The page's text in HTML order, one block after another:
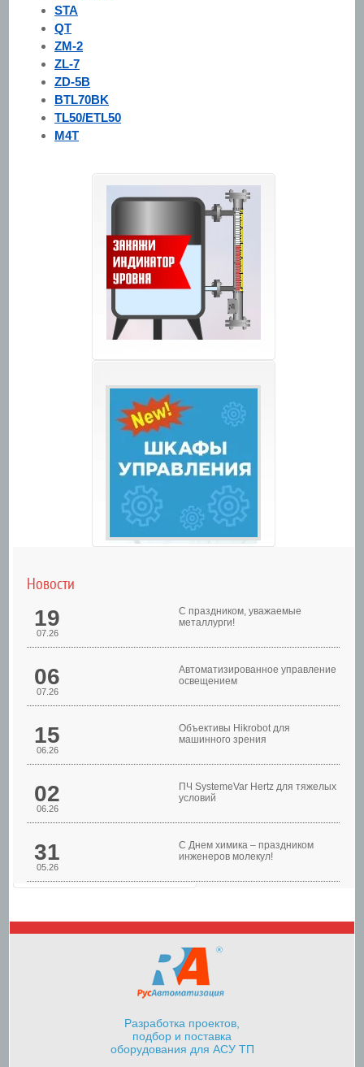
STA
QT
ZM-2
ZL-7
ZD-5B
BTL70BK
TL50/ETL50
M4T
Шкафы управления
Новости
19
07.26
С праздником, уважаемые
металлурги!
06
07.26
Автоматизированное управление
освещением
15
06.26
Объективы Hikrobot для
машинного зрения
02
06.26
ПЧ SystemeVar Hertz для тяжелых
условий
31
05.26
С Днем химика – праздником
инженеров молекул!
Разработка проектов,
подбор и поставка
оборудования для АСУ ТП